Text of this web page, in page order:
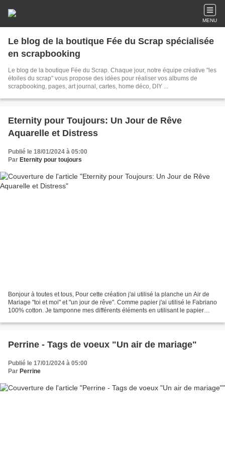
MENU
Le blog de la boutique Fée du Scrap spécialisée
en scrapbooking
Le blog de la boutique Fée du Scrap. Chaque jour, notre équipe créative "les
étoiles du scrap" vous propose des idées pour réaliser vos albums de
scrapbooking, pages, art journal, cartes, home déco, DIY ...
Eternity pour Toujours: Un Jour de Rêve
Aquarelle et Distress
Publié le 18/01/2024 à 05:00
Par Eternity pour toujours
Bonjour à toutes et tous, Pour cette création j'ai utilisé la planche un Air de
Mariage "toi et moi" et "un jour de rêve". Comme papier j'ai utilisé le Fabriano
100% cotton. Je tamponne mes différents éléments en utilisant le papier
Perrine - Tags de voeux "Un air de mariage"
Publié le 17/01/2024 à 05:00
Par Perrine